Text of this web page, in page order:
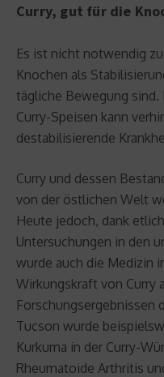
Curry, gut für die
Es ist nicht notwendig
Knochen als
tägliche Bewegung sind.
Curry-Speisen kann
destabilisierende
Curry und dessen
von der östlichen Welt
Heute jedoch, dank
Untersuchungen in den
wurde auch die Medizin
Wirkungskraft von Curry
Forschungsergebnissen
Tucson wurde
Kurkuma in der Curry-
Rheumatoide Arthritis